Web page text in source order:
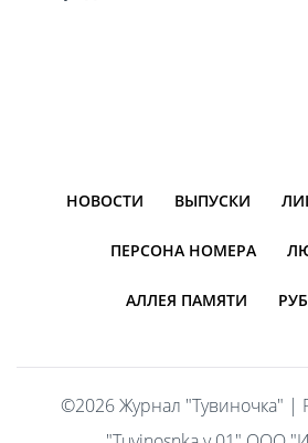
НОВОСТИ ВЫПУСКИ
ПЕРСОНА НОМЕРА
АЛЛЕЯ ПАМЯТИ
©2026 Журнал "Тувиночка" |